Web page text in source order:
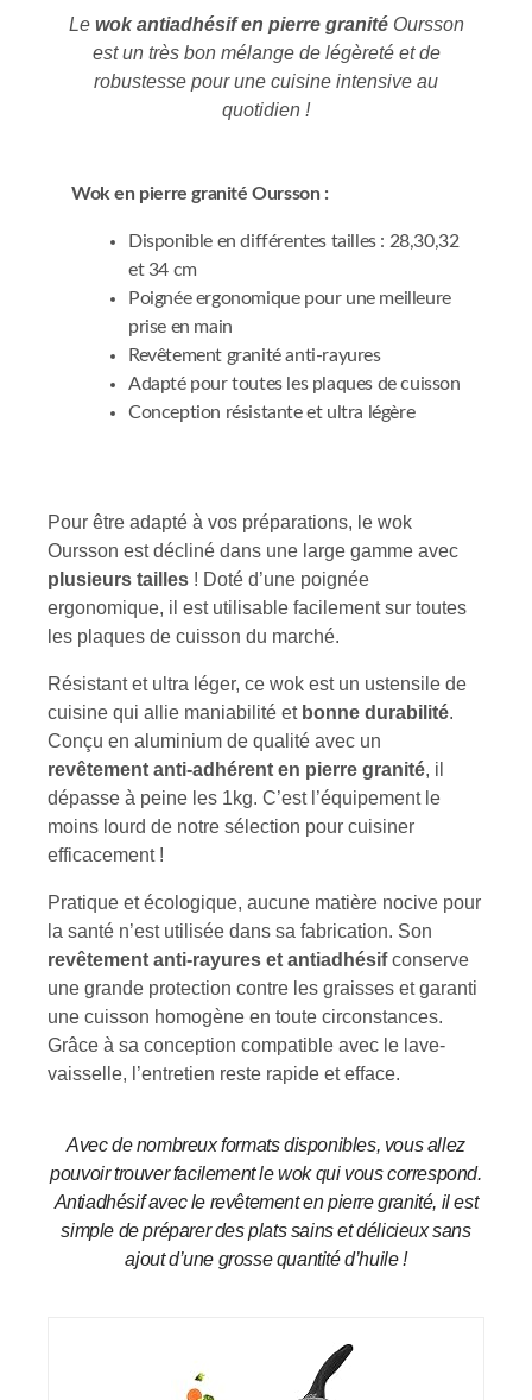
Le wok antiadhésif en pierre granitéOursson
est un très bon mélange de légèreté et de
robustesse pour une cuisine intensive au
quotidien !
Wok en pierre granité Oursson :
Disponible en différentes tailles : 28,30,32
et 34 cm
Poignée ergonomique pour une meilleure
prise en main
Revêtement granité anti-rayures
Adapté pour toutes les plaques de cuisson
Conception résistante et ultra légère
Pour être adapté à vos préparations, le wok
Oursson est décliné dans une large gamme avec
plusieurs tailles ! Doté d’une poignée
ergonomique, il est utilisable facilement sur toutes
les plaques de cuisson du marché.
Résistant et ultra léger, ce wok est un ustensile de
cuisine qui allie maniabilité et bonne durabilité.
Conçu en aluminium de qualité avec un
revêtement anti-adhérent en pierre granité, il
dépasse à peine les 1kg. C’est l’équipement le
moins lourd de notre sélection pour cuisiner
efficacement !
Pratique et écologique, aucune matière nocive pour
la santé n’est utilisée dans sa fabrication. Son
revêtement anti-rayures et antiadhésifconserve
une grande protection contre les graisses et garanti
une cuisson homogène en toute circonstances.
Grâce à sa conception compatible avec le lave-
vaisselle, l’entretien reste rapide et efface.
Avec de nombreux formats disponibles, vous allez
pouvoir trouver facilement le wok qui vous correspond.
Antiadhésif avec le revêtement en pierre granité, il est
simple de préparer des plats sains et délicieux sans
ajout d’une grosse quantité d’huile !